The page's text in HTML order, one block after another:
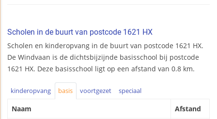
Scholen in de buurt van postcode 1621 HX
Scholen en kinderopvang in de buurt van postcode 1621 HX.
De Windvaan is de dichtsbijzijnde basisschool bij postcode
1621 HX. Deze basisschool ligt op een afstand van 0.8 km.
kinderopvang basis voortgezet speciaal
Naam Afstand